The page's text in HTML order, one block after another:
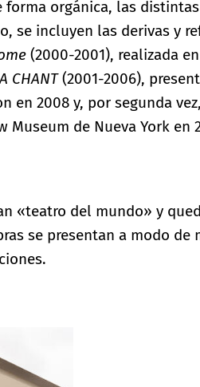
orgánica, las
se incluyen las derivas y
(2000-2001), realizada
CHANT(2001-2006),
en 2008 y, por segunda
de Nueva York en
«teatro del mundo» y
se presentan a modo de